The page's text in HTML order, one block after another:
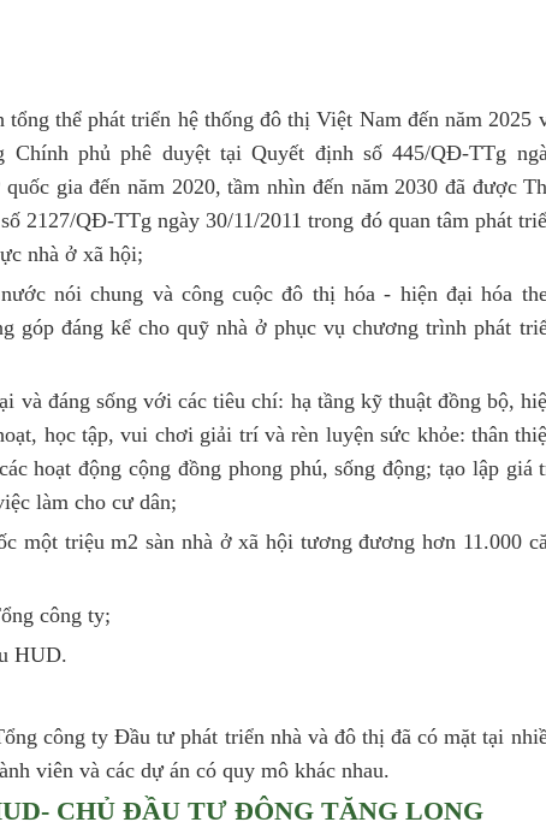
thể phát triển hệ thống đô thị Việt Nam đến năm 2025
phủ phê duyệt tại Quyết định số 445/QĐ-TTg
gia đến năm 2020, tầm nhìn đến năm 2030 đã được
2127/QĐ-TTg ngày 30/11/2011 trong đó quan tâm phát
nhà ở xã hội;
nói chung và công cuộc đô thị hóa - hiện đại hóa
góp đáng kể cho quỹ nhà ở phục vụ chương trình phát
và đáng sống với các tiêu chí: hạ tầng kỹ thuật đồng bộ,
học tập, vui chơi giải trí và rèn luyện sức khỏe: thân
hoạt động cộng đồng phong phú, sống động; tạo lập giá
làm cho cư dân;
một triệu m2 sàn nhà ở xã hội tương đương hơn 11.000
công ty;
HUD.
công ty Đầu tư phát triển nhà và đô thị đã có mặt tại
viên và các dự án có quy mô khác nhau.
CHỦ ĐẦU TƯ ĐÔNG TĂNG LONG